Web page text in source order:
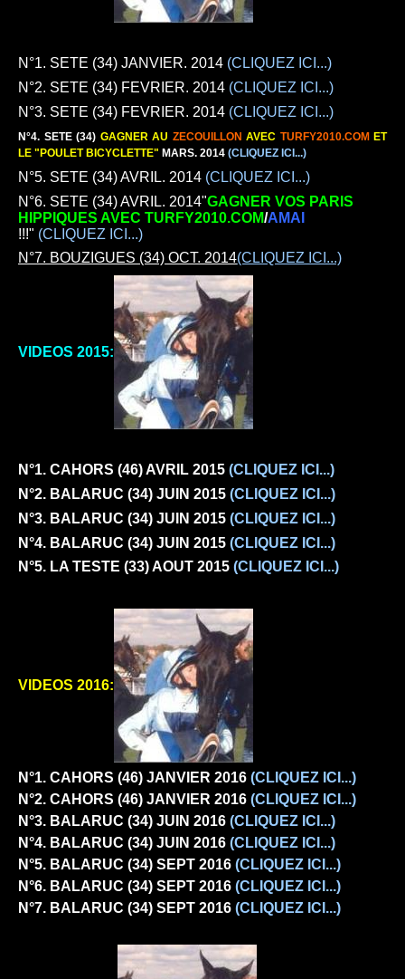
N°1. SETE (34) JANVIER. 2014 (CLIQUEZ ICI...)
N°2. SETE (34) FEVRIER. 2014 (CLIQUEZ ICI...)
N°3. SETE (34) FEVRIER. 2014 (CLIQUEZ ICI...)
N°4. SETE (34) GAGNER AU ZECOUILLON AVEC TURFY2010.COM ET
LE "POULET BICYCLETTE" MARS. 2014 (CLIQUEZ ICI...)
N°5. SETE (34)AVRIL. 2014 (CLIQUEZ ICI...)
N°6. SETE (34)AVRIL. 2014"GAGNER VOS PARIS
HIPPIQUES AVEC TURFY2010.COM/AMAI
!!!" (CLIQUEZ ICI...)
N°7. BOUZIGUES (34) OCT. 2014(CLIQUEZ ICI...)
VIDEOS 2015:
N°1. CAHORS (46)AVRIL 2015 (CLIQUEZ ICI...)
N°2. BALARUC (34) JUIN 2015 (CLIQUEZ ICI...)
N°3. BALARUC (34) JUIN 2015 (CLIQUEZ ICI...)
N°4. BALARUC (34) JUIN 2015 (CLIQUEZ ICI...)
N°5. LA TESTE (33)AOUT 2015 (CLIQUEZ ICI...)
VIDEOS 2016:
N°1. CAHORS (46) JANVIER 2016 (CLIQUEZ ICI...)
N°2. CAHORS (46) JANVIER 2016 (CLIQUEZ ICI...)
N°3. BALARUC (34) JUIN 2016 (CLIQUEZ ICI...)
N°4. BALARUC (34) JUIN 2016 (CLIQUEZ ICI...)
N°5. BALARUC (34) SEPT 2016 (CLIQUEZ ICI...)
N°6. BALARUC (34) SEPT 2016 (CLIQUEZ ICI...)
N°7. BALARUC (34) SEPT 2016 (CLIQUEZ ICI...)